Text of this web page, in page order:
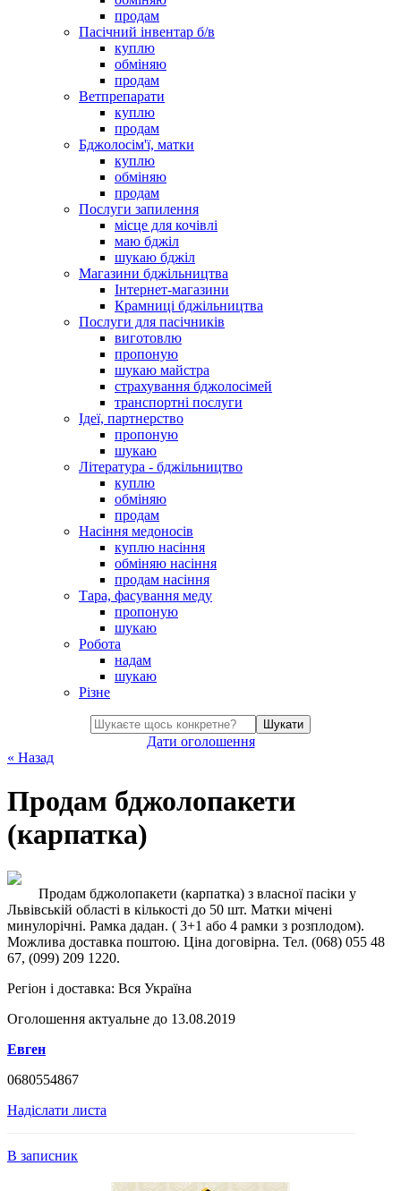
продам
Пасічний інвентар б/в
куплю
обміняю
продам
Ветпрепарати
куплю
продам
Бджолосім'ї, матки
куплю
обміняю
продам
Послуги запилення
місце для кочівлі
маю бджіл
шукаю бджіл
Магазини бджільництва
Інтернет-магазини
Крамниці бджільництва
Послуги для пасічників
виготовлю
пропоную
шукаю майстра
страхування бджолосімей
транспортні послуги
Ідеї, партнерство
пропоную
шукаю
Література - бджільництво
куплю
обміняю
продам
Насіння медоносів
куплю насіння
обміняю насіння
продам насіння
Тара, фасування меду
пропоную
шукаю
Робота
надам
шукаю
Різне
Шукати
Дати оголошення
« Назад
Продам бджолопакети
(карпатка)
Продам бджолопакети (карпатка) з власної пасіки у
Львівській області в кількості до 50 шт. Матки мічені
минулорічні. Рамка дадан. ( 3+1 або 4 рамки з розплодом).
Можлива доставка поштою. Ціна договірна. Тел. (068) 055 48
67, (099) 209 1220.
Регіон і доставка: Вся Україна
Оголошення актуальне до 13.08.2019
Евген
0680554867
Надіслати листа
В записник